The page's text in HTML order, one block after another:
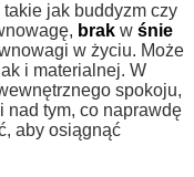
jak buddyzm czy
brak w śnie
w życiu. Może
i materialnej. W
spokoju,
nad tym, co naprawdę
aby osiągnąć